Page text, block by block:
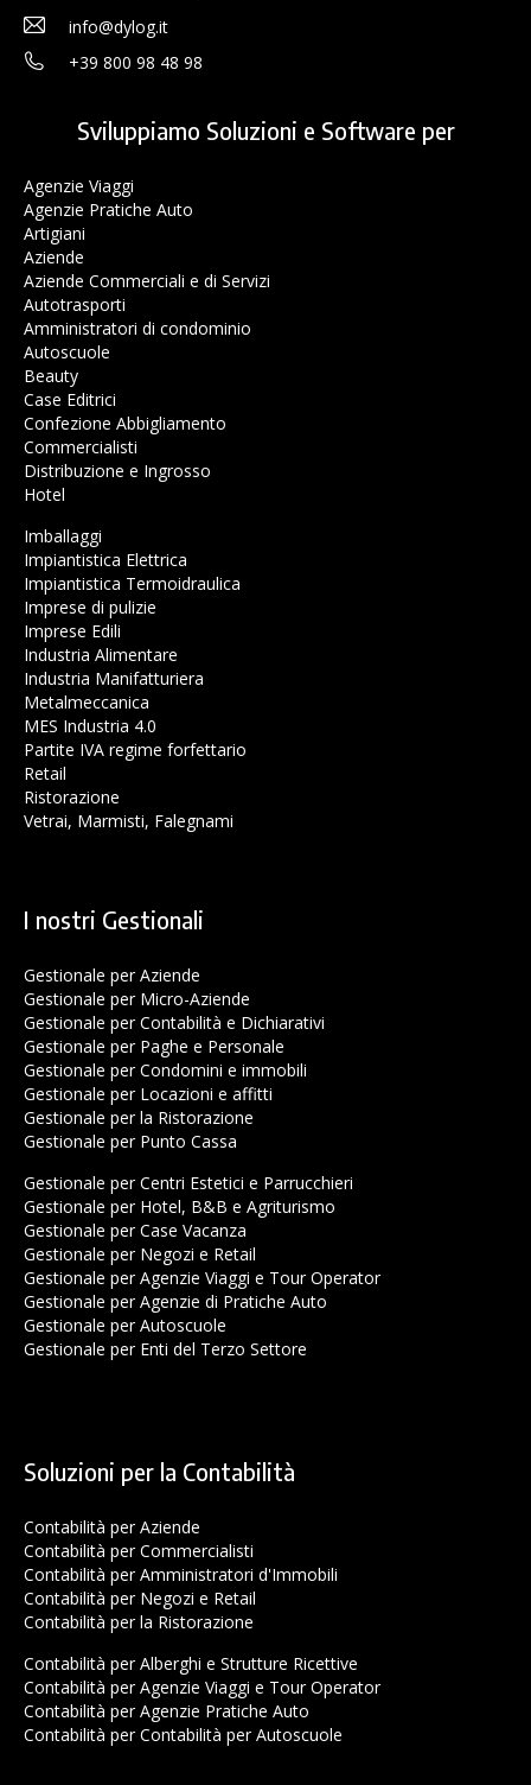
info@dylog.it
+39 800 98 48 98
Sviluppiamo Soluzioni e Software per
Agenzie Viaggi
Agenzie Pratiche Auto
Artigiani
Aziende
Aziende Commerciali e di Servizi
Autotrasporti
Amministratori di condominio
Autoscuole
Beauty
Case Editrici
Confezione Abbigliamento
Commercialisti
Distribuzione e Ingrosso
Hotel
Imballaggi
Impiantistica Elettrica
Impiantistica Termoidraulica
Imprese di pulizie
Imprese Edili
Industria Alimentare
Industria Manifatturiera
Metalmeccanica
MES Industria 4.0
Partite IVA regime forfettario
Retail
Ristorazione
Vetrai, Marmisti, Falegnami
I nostri Gestionali
Gestionale per Aziende
Gestionale per Micro-Aziende
Gestionale per Contabilità e Dichiarativi
Gestionale per Paghe e Personale
Gestionale per Condomini e immobili
Gestionale per Locazioni e affitti
Gestionale per la Ristorazione
Gestionale per Punto Cassa
Gestionale per Centri Estetici e Parrucchieri
Gestionale per Hotel, B&B e Agriturismo
Gestionale per Case Vacanza
Gestionale per Negozi e Retail
Gestionale per Agenzie Viaggi e Tour Operator
Gestionale per Agenzie di Pratiche Auto
Gestionale per Autoscuole
Gestionale per Enti del Terzo Settore
Soluzioni per la Contabilità
Contabilità per Aziende
Contabilità per Commercialisti
Contabilità per Amministratori d'Immobili
Contabilità per Negozi e Retail
Contabilità per la Ristorazione
Contabilità per Alberghi e Strutture Ricettive
Contabilità per Agenzie Viaggi e Tour Operator
Contabilità per Agenzie Pratiche Auto
Contabilità per Contabilità per Autoscuole